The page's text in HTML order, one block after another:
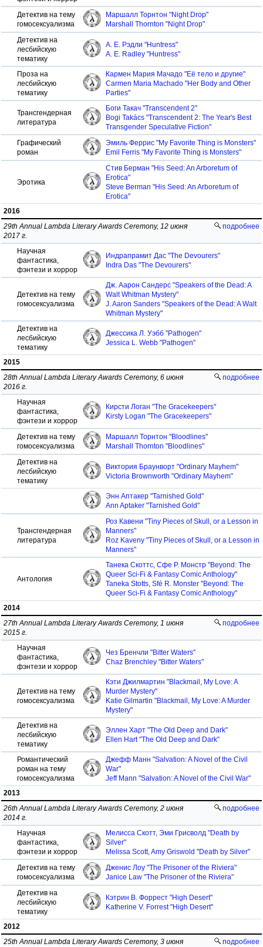
Детектив на тему
гомосексуализма
Маршалл Торнтон "Night Drop"
Marshall Thornton "Night Drop"
Детектив на
лесбийскую
тематику
А. Е. Рэдли "Huntress"
A. E. Radley "Huntress"
Проза на
лесбийскую
тематику
Кармен Мария Мачадо "Её тело и другие"
Carmen Maria Machado "Her Body and Other
Parties"
Трансгендерная
литература
Боги Такач "Transcendent 2"
Bogi Takács "Transcendent 2: The Year's Best
Transgender Speculative Fiction"
Графический
роман
Эмиль Феррис "My Favorite Thing is Monsters"
Emil Ferris "My Favorite Thing is Monsters"
Эротика
Стив Берман "His Seed: An Arboretum of
Erotica"
Steve Berman "His Seed: An Arboretum of
Erotica"
2016
подробнее
29th Annual Lambda Literary Awards Ceremony, 12 июня
2017 г.
Научная
фантастика,
фэнтези и хоррор
Индрапрамит Дас "The Devourers"
Indra Das "The Devourers"
Детектив на тему
гомосексуализма
Дж. Аарон Сандерс "Speakers of the Dead: A
Walt Whitman Mystery"
J. Aaron Sanders "Speakers of the Dead: A Walt
Whitman Mystery"
Детектив на
лесбийскую
тематику
Джессика Л. Уэбб "Pathogen"
Jessica L. Webb "Pathogen"
2015
подробнее
28th Annual Lambda Literary Awards Ceremony, 6 июня
2016 г.
Научная
фантастика,
фэнтези и хоррор
Кирсти Логан "The Gracekeepers"
Kirsty Logan "The Gracekeepers"
Детектив на тему
гомосексуализма
Маршалл Торнтон "Bloodlines"
Marshall Thornton "Bloodlines"
Детектив на
лесбийскую
тематику
Виктория Браунворт "Ordinary Mayhem"
Victoria Brownworth "Ordinary Mayhem"
Энн Аптакер "Tarnished Gold"
Ann Aptaker "Tarnished Gold"
Трансгендерная
литература
Роз Кавени "Tiny Pieces of Skull, or a Lesson in
Manners"
Roz Kaveny "Tiny Pieces of Skull, or a Lesson in
Manners"
Антология
Танека Скоттс, Сфе Р. Монстр "Beyond: The
Queer Sci-Fi & Fantasy Comic Anthology"
Taneka Stotts, Sfé R. Monster "Beyond: The
Queer Sci-Fi & Fantasy Comic Anthology"
2014
подробнее
27th Annual Lambda Literary Awards Ceremony, 1 июня
2015 г.
Научная
фантастика,
фэнтези и хоррор
Чез Бренчли "Bitter Waters"
Chaz Brenchley "Bitter Waters"
Детектив на тему
гомосексуализма
Кэти Джилмартин "Blackmail, My Love: A
Murder Mystery"
Katie Gilmartin "Blackmail, My Love: A Murder
Mystery"
Детектив на
лесбийскую
тематику
Эллен Харт "The Old Deep and Dark"
Ellen Hart "The Old Deep and Dark"
Романтический
роман на тему
гомосексуализма
Джефф Манн "Salvation: A Novel of the Civil
War"
Jeff Mann "Salvation: A Novel of the Civil War"
2013
подробнее
26th Annual Lambda Literary Awards Ceremony, 2 июня
2014 г.
Научная
фантастика,
фэнтези и хоррор
Мелисса Скотт, Эми Грисволд "Death by
Silver"
Melissa Scott, Amy Griswold "Death by Silver"
Детектив на тему
гомосексуализма
Дженис Лоу "The Prisoner of the Riviera"
Janice Law "The Prisoner of the Riviera"
Детектив на
лесбийскую
тематику
Кэтрин В. Форрест "High Desert"
Katherine V. Forrest "High Desert"
2012
подробнее
25th Annual Lambda Literary Awards Ceremony, 3 июня